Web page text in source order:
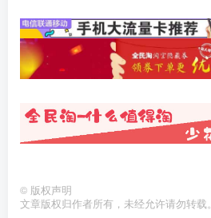
© 版权声明
文章版权归作者所有，未经允许请勿转载。